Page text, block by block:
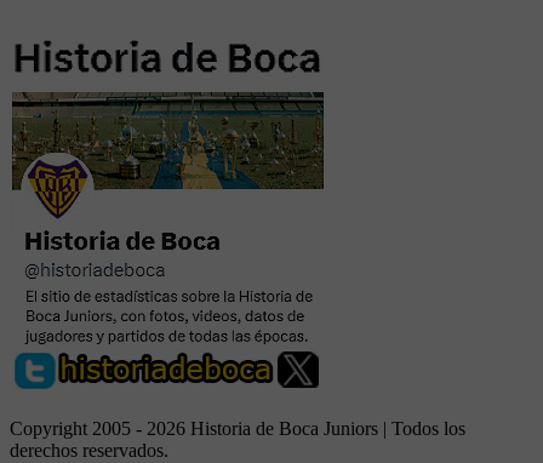
Copyright 2005 - 2026 Historia de Boca Juniors | Todos los
derechos reservados.